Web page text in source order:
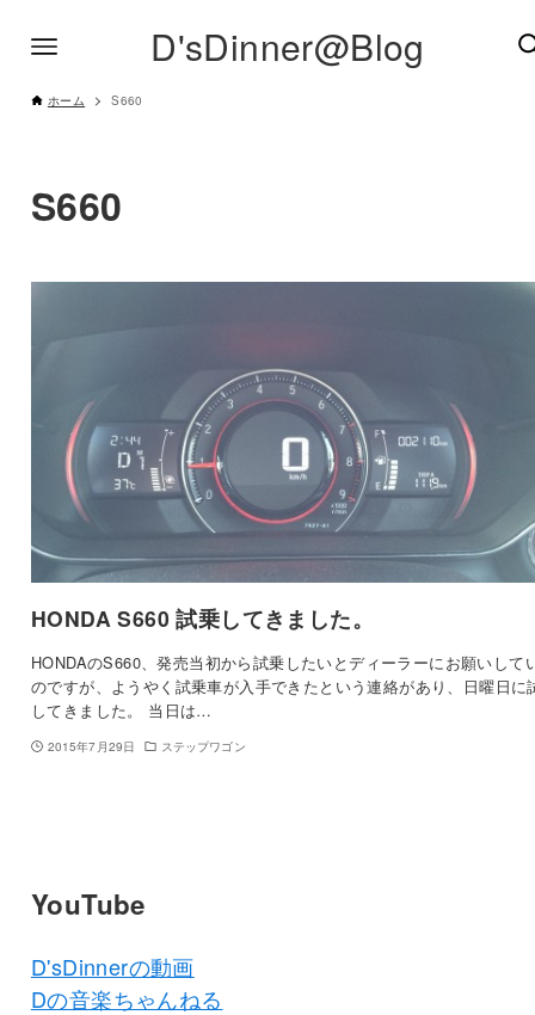
D'sDinner@Blog
ホーム S660
S660
HONDA S660 試乗してきました。
HONDAのS660、発売当初から試乗したいとディーラーにお願いして
のですが、ようやく試乗車が入手できたという連絡があり、日曜日に
してきました。 当日は…
2015年7月29日 ステップワゴン
YouTube
D'sDinnerの動画
Dの音楽ちゃんねる